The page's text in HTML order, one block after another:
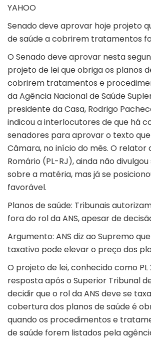
YAHOO
Senado deve aprovar hoje projeto
de saúde a cobrirem tratamentos
O Senado deve aprovar nesta
projeto de lei que obriga os planos
cobrirem tratamentos e
da Agência Nacional de Saúde
presidente da Casa, Rodrigo
indicou a interlocutores de que há
senadores para aprovar o texto
Câmara, no início do mês. O relator
Romário (PL-RJ), ainda não
sobre a matéria, mas já se
favorável.
Planos de saúde: Tribunais
fora do rol da ANS, apesar de
Argumento: ANS diz ao Supremo
taxativo pode elevar o preço dos
O projeto de lei, conhecido como PL
resposta após o Superior Tribunal
decidir que o rol da ANS deve se
cobertura dos planos de saúde é
quando os procedimentos e
de saúde forem listados pela